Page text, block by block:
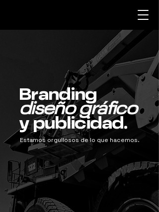
Branding
diseño gráfico
y publicidad.
Estamos orgullosos de lo que hacemos.